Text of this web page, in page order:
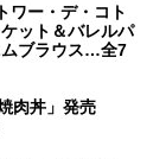
ワー・デ・コト
ット＆バレルパ
ムブラウス…全7
肉丼」発売